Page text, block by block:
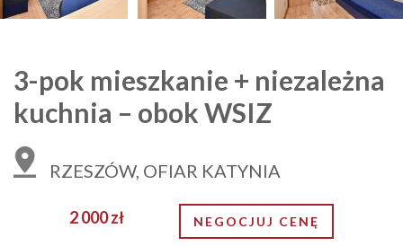
3-pok mieszkanie + niezależna
kuchnia – obok WSIZ
NEGOCJUJ CENĘ
2 000 zł
RZESZÓW, OFIAR KATYNIA